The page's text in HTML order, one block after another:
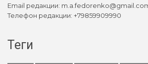
Email редакции:
Телефон редакции: +79859909990
Теги